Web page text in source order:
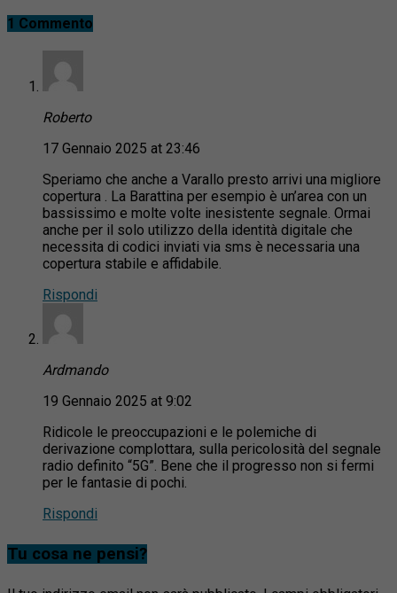
1 Commento
Roberto
17 Gennaio 2025 at 23:46
Speriamo che anche a Varallo presto arrivi una migliore
copertura . La Barattina per esempio è un’area con un
bassissimo e molte volte inesistente segnale. Ormai
anche per il solo utilizzo della identità digitale che
necessita di codici inviati via sms è necessaria una
copertura stabile e affidabile.
Rispondi
Ardmando
19 Gennaio 2025 at 9:02
Ridicole le preoccupazioni e le polemiche di
derivazione complottara, sulla pericolosità del segnale
radio definito “5G”. Bene che il progresso non si fermi
per le fantasie di pochi.
Rispondi
Tu cosa ne pensi?